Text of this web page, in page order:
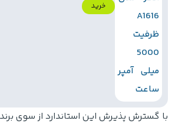
خرید
با گسترش پذیرش این استاندارد از سوی